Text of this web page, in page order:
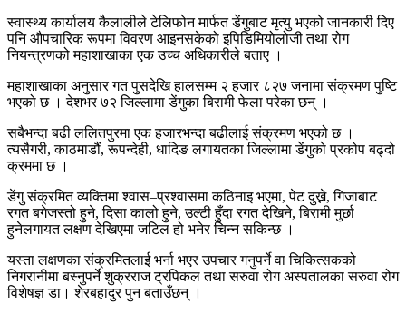
स्वास्थ्य कार्यालय कैलालीले टेलिफोन मार्फत डेंगुबाट मृत्यु भएको जानकारी दिए
पनि औपचारिक रूपमा विवरण आइनसकेको इपिडिमियोलोजी तथा रोग
नियन्त्रणको महाशाखाका एक उच्च अधिकारीले बताए ।
महाशाखाका अनुसार गत पुसदेखि हालसम्म २ हजार ८२७ जनामा संक्रमण पुष्टि
भएको छ । देशभर ७२ जिल्लामा डेंगुका बिरामी फेला परेका छन् ।
सबैभन्दा बढी ललितपुरमा एक हजारभन्दा बढीलाई संक्रमण भएको छ ।
त्यसैगरी, काठमाडौं, रूपन्देही, धादिङ लगायतका जिल्लामा डेंगुको प्रकोप बढ्दो
क्रममा छ ।
डेंगु संक्रमित व्यक्तिमा श्वास–प्रश्वासमा कठिनाइ भएमा, पेट दुख्ने, गिजाबाट
रगत बगेजस्तो हुने, दिसा कालो हुने, उल्टी हुँदा रगत देखिने, बिरामी मुर्छा
हुनेलगायत लक्षण देखिएमा जटिल हो भनेर चिन्न सकिन्छ ।
यस्ता लक्षणका संक्रमितलाई भर्ना भएर उपचार गनुपर्ने वा चिकित्सकको
निगरानीमा बस्नुपर्ने शुक्रराज ट्रपिकल तथा सरुवा रोग अस्पतालका सरुवा रोग
विशेषज्ञ डा। शेरबहादुर पुन बताउँछन् ।